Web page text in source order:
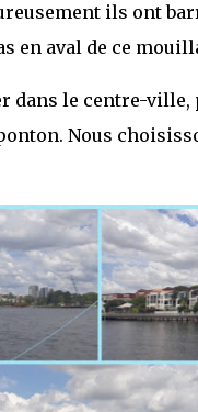
ils ont
en aval de ce
dans le centre-
Nous